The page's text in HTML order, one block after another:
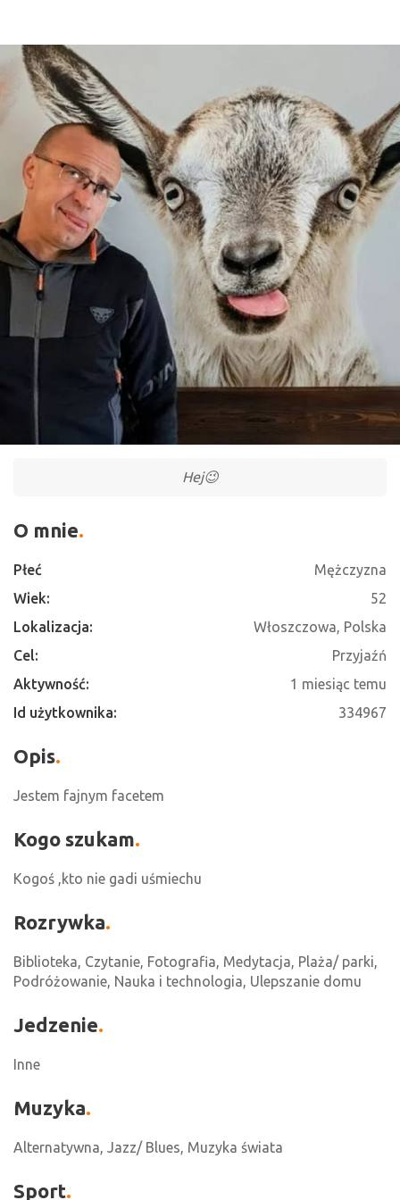
Hej😉
O mnie
Płeć
Mężczyzna
Wiek:
52
Lokalizacja:
Włoszczowa, Polska
Cel:
Przyjaźń
Aktywność:
1 miesiąc temu
Id użytkownika:
334967
Opis
Jestem fajnym facetem
Kogo szukam
Kogoś ,kto nie gadi uśmiechu
Rozrywka
Biblioteka, Czytanie, Fotografia, Medytacja, Plaża/ parki,
Podróżowanie, Nauka i technologia, Ulepszanie domu
Jedzenie
Inne
Muzyka
Alternatywna, Jazz/ Blues, Muzyka świata
Sport